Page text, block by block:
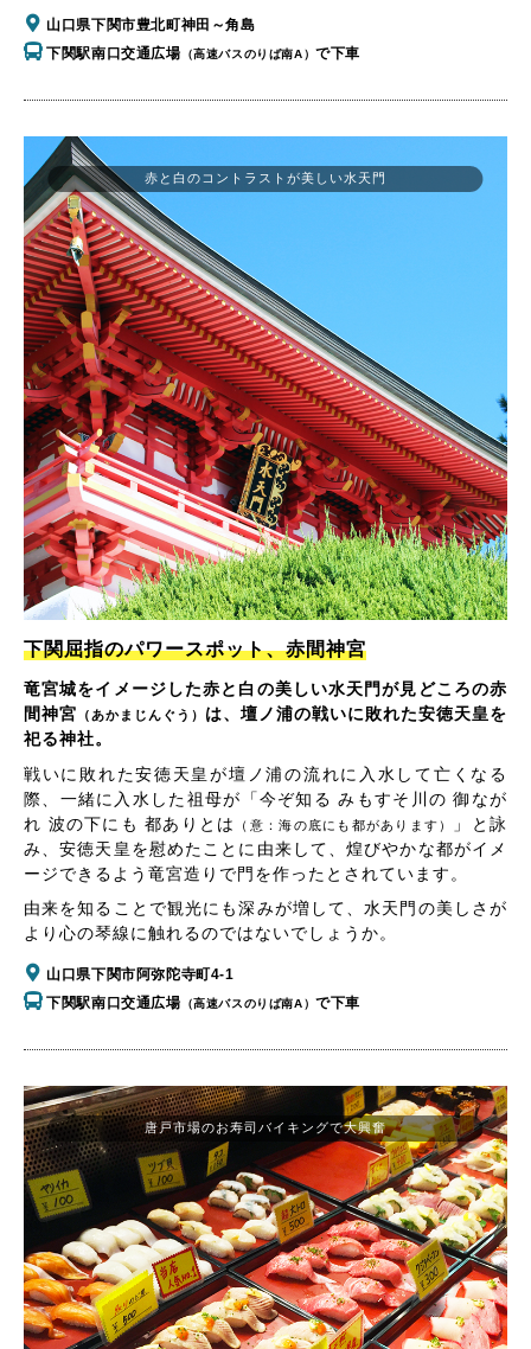
山口県下関市豊北町神田～角島
下関駅南口交通広場 （高速バスのりば南A）で下車
下関屈指のパワースポット、赤間神宮
竜宮城をイメージした赤と白の美しい水天門が見どころの赤
間神宮 （あかまじんぐう） は、壇ノ浦の戦いに敗れた安徳天皇を
祀る神社。
戦いに敗れた安徳天皇が壇ノ浦の流れに入水して亡くなる
際、一緒に入水した祖母が「今ぞ知る みもすそ川の 御なが
れ 波の下にも 都ありとは
（意：海の底にも都があります）
」と詠
み、安徳天皇を慰めたことに由来して、煌びやかな都がイメ
ージできるよう竜宮造りで門を作ったとされています。
由来を知ることで観光にも深みが増して、水天門の美しさが
より心の琴線に触れるのではないでしょうか。
山口県下関市阿弥陀寺町4-1
下関駅南口交通広場 （高速バスのりば南A）で下車
赤と白のコントラストが美しい水天門
唐戸市場のお寿司バイキングで大興奮